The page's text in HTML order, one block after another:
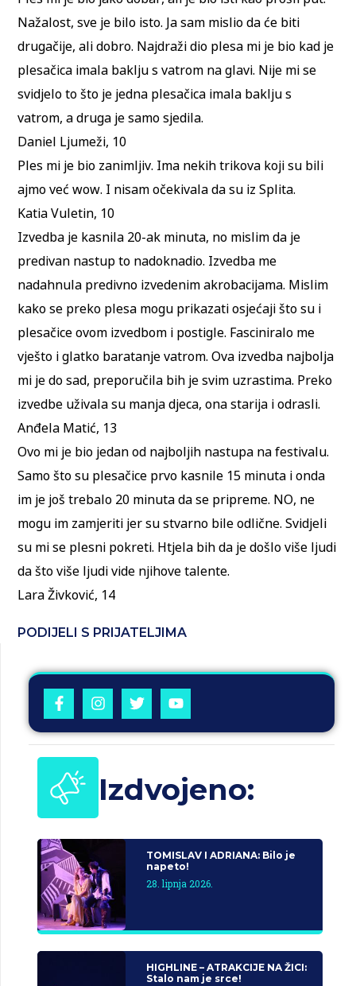
Nažalost, sve je bilo isto. Ja sam mislio da će biti
drugačije, ali dobro. Najdraži dio plesa mi je bio kad je
plesačica imala baklju s vatrom na glavi. Nije mi se
svidjelo to što je jedna plesačica imala baklju s
vatrom, a druga je samo sjedila.
Daniel Ljumeži, 10
Ples mi je bio zanimljiv. Ima nekih trikova koji su bili
ajmo već wow. I nisam očekivala da su iz Splita.
Katia Vuletin, 10
Izvedba je kasnila 20-ak minuta, no mislim da je
predivan nastup to nadoknadio. Izvedba me
nadahnula predivno izvedenim akrobacijama. Mislim
kako se preko plesa mogu prikazati osjećaji što su i
plesačice ovom izvedbom i postigle. Fasciniralo me
vješto i glatko baratanje vatrom. Ova izvedba najbolja
mi je do sad, preporučila bih je svim uzrastima. Preko
izvedbe uživala su manja djeca, ona starija i odrasli.
Anđela Matić, 13
Ovo mi je bio jedan od najboljih nastupa na festivalu.
Samo što su plesačice prvo kasnile 15 minuta i onda
im je još trebalo 20 minuta da se pripreme. NO, ne
mogu im zamjeriti jer su stvarno bile odlične. Svidjeli
su mi se plesni pokreti. Htjela bih da je došlo više ljudi
da što više ljudi vide njihove talente.
Lara Živković, 14
PODIJELI S PRIJATELJIMA
Izdvojeno:
TOMISLAV I ADRIANA: Bilo je
napeto!
28. lipnja 2026.
HIGHLINE – ATRAKCIJE NA ŽICI:
Stalo nam je srce!